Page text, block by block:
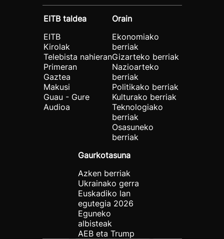
EITB taldea
EITB
Kirolak
Telebista nahieran
Primeran
Gaztea
Makusi
Guau - Gure
Audioa
Orain
Ekonomiako
berriak
Gizarteko berriak
Nazioarteko
berriak
Politikako berriak
Kulturako berriak
Teknologiako
berriak
Osasuneko
berriak
Gaurkotasuna
Azken berriak
Ukrainako gerra
Euskadiko lan
egutegia 2026
Eguneko
albisteak
AEB eta Trump